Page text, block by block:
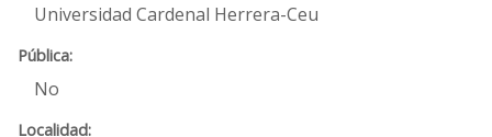
Universidad Cardenal Herrera-Ceu
No